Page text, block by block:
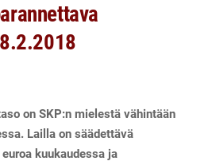
on SKP:n mielestä vähintään
Lailla on säädettävä
kuukaudessa ja